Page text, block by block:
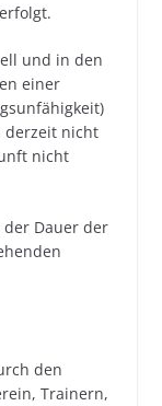
und in den
einer
derzeit nicht
nicht
Dauer der
den
Trainern,